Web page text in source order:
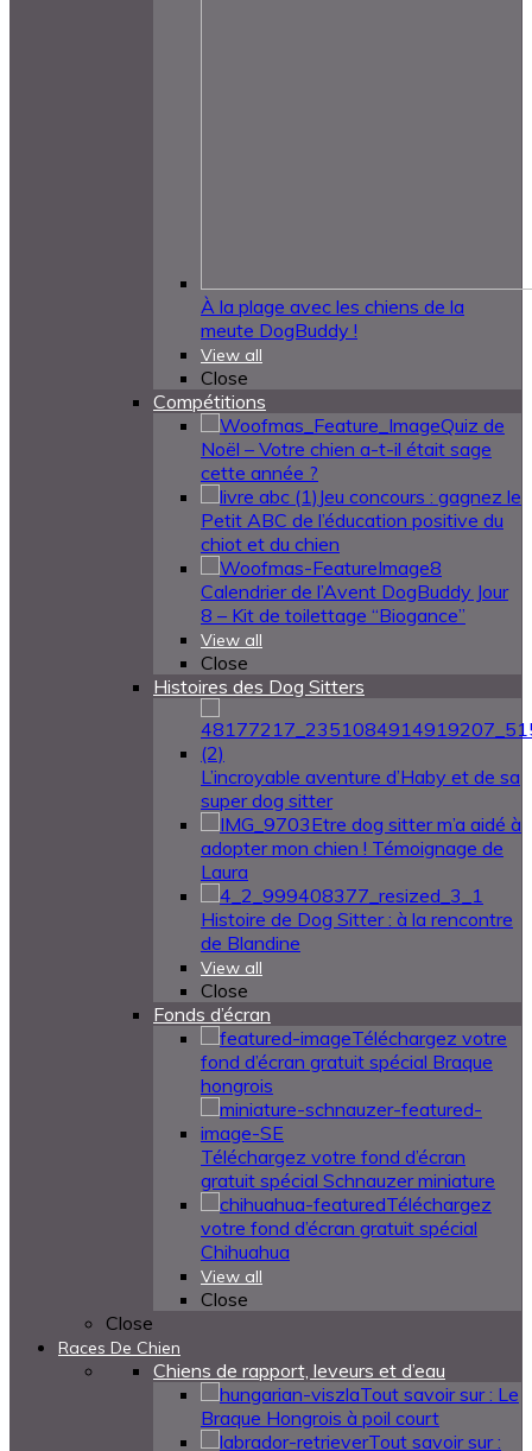
À la plage avec les chiens de la
meute DogBuddy !
View all
Close
Compétitions
Quiz de
Noël – Votre chien a-t-il était sage
cette année ?
Jeu concours : gagnez le
Petit ABC de l’éducation positive du
chiot et du chien
Calendrier de l’Avent DogBuddy Jour
8 – Kit de toilettage “Biogance”
View all
Close
Histoires des Dog Sitters
L’incroyable aventure d’Haby et de sa
super dog sitter
Etre dog sitter m’a aidé à
adopter mon chien ! Témoignage de
Laura
Histoire de Dog Sitter : à la rencontre
de Blandine
View all
Close
Fonds d’écran
Téléchargez votre
fond d’écran gratuit spécial Braque
hongrois
Téléchargez votre fond d’écran
gratuit spécial Schnauzer miniature
Téléchargez
votre fond d’écran gratuit spécial
Chihuahua
View all
Close
Close
Races De Chien
Chiens de rapport, leveurs et d’eau
Tout savoir sur : Le
Braque Hongrois à poil court
Tout savoir sur :